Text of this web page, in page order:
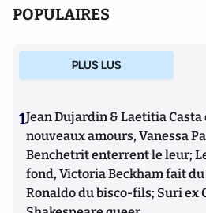
POPULAIRES
PLUS LUS
1Jean Dujardin & Laetitia
nouveaux amours, Vanessa
Benchetrit enterrent le leur;
fond, Victoria Beckham fait
Ronaldo du bisco-fils; Suri ex